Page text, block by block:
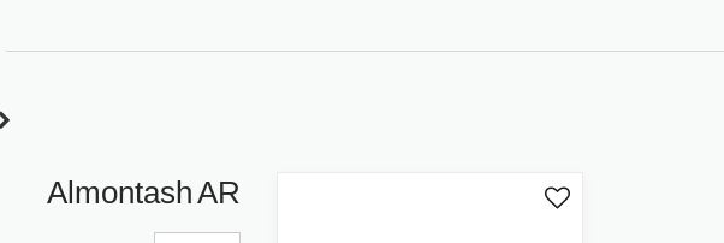
Almontash AR